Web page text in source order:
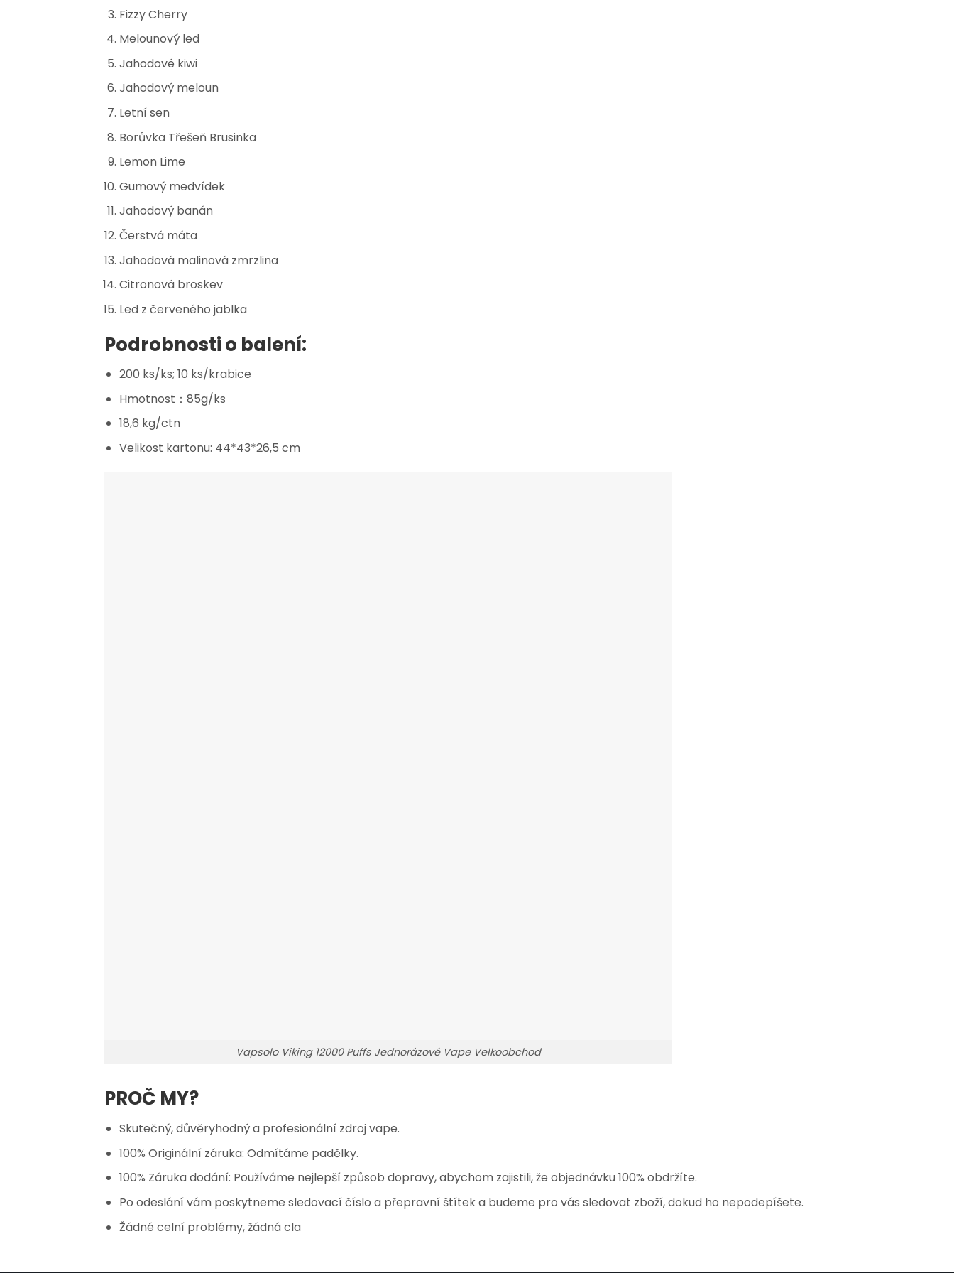
Fizzy Cherry
Melounový led
Jahodové kiwi
Jahodový meloun
Letní sen
Borůvka Třešeň Brusinka
Lemon Lime
Gumový medvídek
Jahodový banán
Čerstvá máta
Jahodová malinová zmrzlina
Citronová broskev
Led z červeného jablka
Podrobnosti o balení:
200 ks/ks; 10 ks/krabice
Hmotnost：85g/ks
18,6 kg/ctn
Velikost kartonu: 44*43*26,5 cm
Vapsolo Viking 12000 Puffs Jednorázové Vape Velkoobchod
PROČ MY?
Skutečný, důvěryhodný a profesionální zdroj vape.
100% Originální záruka: Odmítáme padělky.
100% Záruka dodání: Používáme nejlepší způsob dopravy, abychom zajistili, že objednávku 100% obdržíte.
Po odeslání vám poskytneme sledovací číslo a přepravní štítek a budeme pro vás sledovat zboží, dokud ho nepodepíšete.
Žádné celní problémy, žádná cla